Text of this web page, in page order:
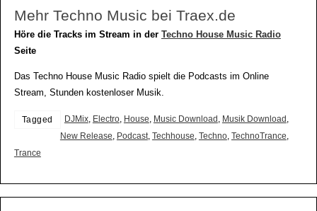
Mehr Techno Music bei Traex.de
Höre die Tracks im Stream in der Techno House Music Radio
Seite
Das Techno House Music Radio spielt die Podcasts im Online
Stream, Stunden kostenloser Musik.
Tagged DJMix, Electro, House Music Download Musik Download
New Release Podcast, Techhouse Techno, TechnoTrance
Trance